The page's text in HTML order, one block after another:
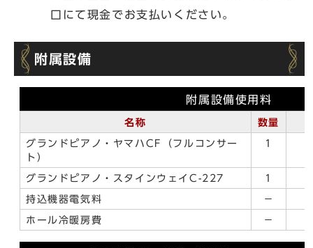
口にて現金でお支払いください。
附属設備
附属設備使用料
名称 数量
グランドピアノ・ヤマハCF（フルコンサー
ト）
1
グランドピアノ・スタインウェイC-227 1
持込機器電気料 －
ホール冷暖房費 －